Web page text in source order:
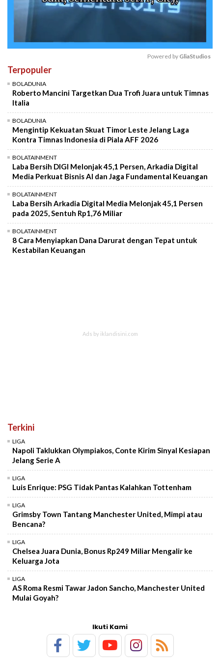
Powered by GliaStudios
Terpopuler
BOLADUNIA
Roberto Mancini Targetkan Dua Trofi Juara untuk Timnas
Italia
BOLADUNIA
Mengintip Kekuatan Skuat Timor Leste Jelang Laga
Kontra Timnas Indonesia di Piala AFF 2026
BOLATAINMENT
Laba Bersih DIGI Melonjak 45,1 Persen, Arkadia Digital
Media Perkuat Bisnis AI dan Jaga Fundamental Keuangan
BOLATAINMENT
Laba Bersih Arkadia Digital Media Melonjak 45,1 Persen
pada 2025, Sentuh Rp1,76 Miliar
BOLATAINMENT
8 Cara Menyiapkan Dana Darurat dengan Tepat untuk
Kestabilan Keuangan
Terkini
LIGA
Napoli Taklukkan Olympiakos, Conte Kirim Sinyal Kesiapan
Jelang Serie A
LIGA
Luis Enrique: PSG Tidak Pantas Kalahkan Tottenham
LIGA
Grimsby Town Tantang Manchester United, Mimpi atau
Bencana?
LIGA
Chelsea Juara Dunia, Bonus Rp249 Miliar Mengalir ke
Keluarga Jota
LIGA
AS Roma Resmi Tawar Jadon Sancho, Manchester United
Mulai Goyah?
Ikuti Kami